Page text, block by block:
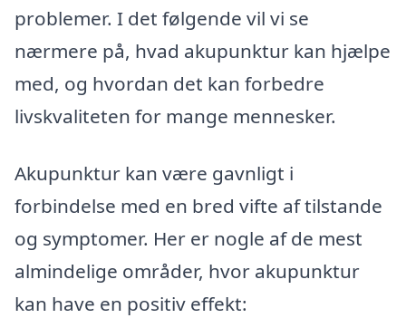
problemer. I det følgende vil vi se
nærmere på, hvad akupunktur kan hjælpe
med, og hvordan det kan forbedre
livskvaliteten for mange mennesker.
Akupunktur kan være gavnligt i
forbindelse med en bred vifte af tilstande
og symptomer. Her er nogle af de mest
almindelige områder, hvor akupunktur
kan have en positiv effekt: